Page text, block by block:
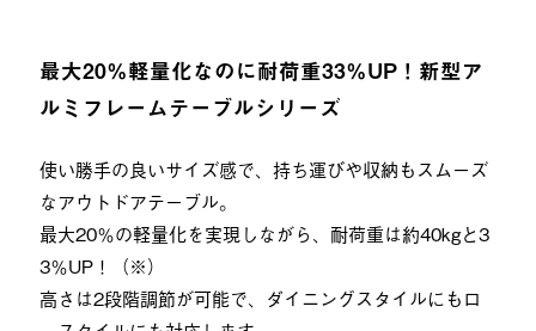
最大20％軽量化なのに耐荷重33％UP！新型ア
ルミフレームテーブルシリーズ
使い勝手の良いサイズ感で、持ち運びや収納もスムーズ
なアウトドアテーブル。
最大20％の軽量化を実現しながら、耐荷重は約40kgと3
3％UP！（※）
高さは2段階調節が可能で、ダイニングスタイルにもロ